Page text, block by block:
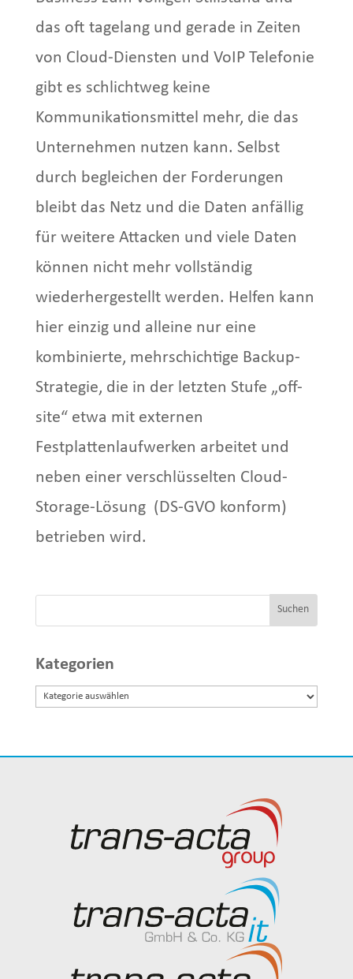
das oft tagelang und gerade in Zeiten
von Cloud-Diensten und VoIP Telefonie
gibt es schlichtweg keine
Kommunikationsmittel mehr, die das
Unternehmen nutzen kann. Selbst
durch begleichen der Forderungen
bleibt das Netz und die Daten anfällig
für weitere Attacken und viele Daten
können nicht mehr vollständig
wiederhergestellt werden. Helfen kann
hier einzig und alleine nur eine
kombinierte, mehrschichtige Backup-
Strategie, die in der letzten Stufe „off-
site“ etwa mit externen
Festplattenlaufwerken arbeitet und
neben einer verschlüsselten Cloud-
Storage-Lösung (DS-GVO konform)
betrieben wird.
Kategorien
Kategorien